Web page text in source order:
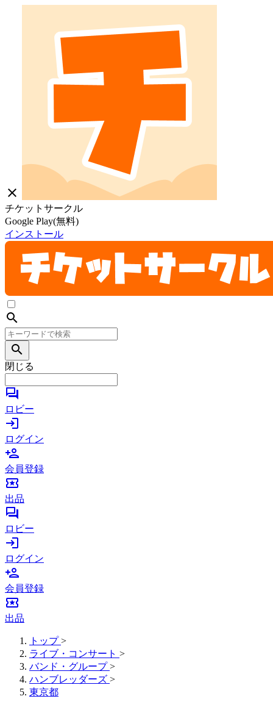
close
チケットサークル
Google Play(無料)
インストール
search
search
閉じる
forum
ロビー
login
ログイン
person_add
会員登録
local_activity
出品
forum
ロビー
login
ログイン
person_add
会員登録
local_activity
出品
トップ >
ライブ・コンサート >
バンド・グループ >
ハンブレッダーズ >
東京都